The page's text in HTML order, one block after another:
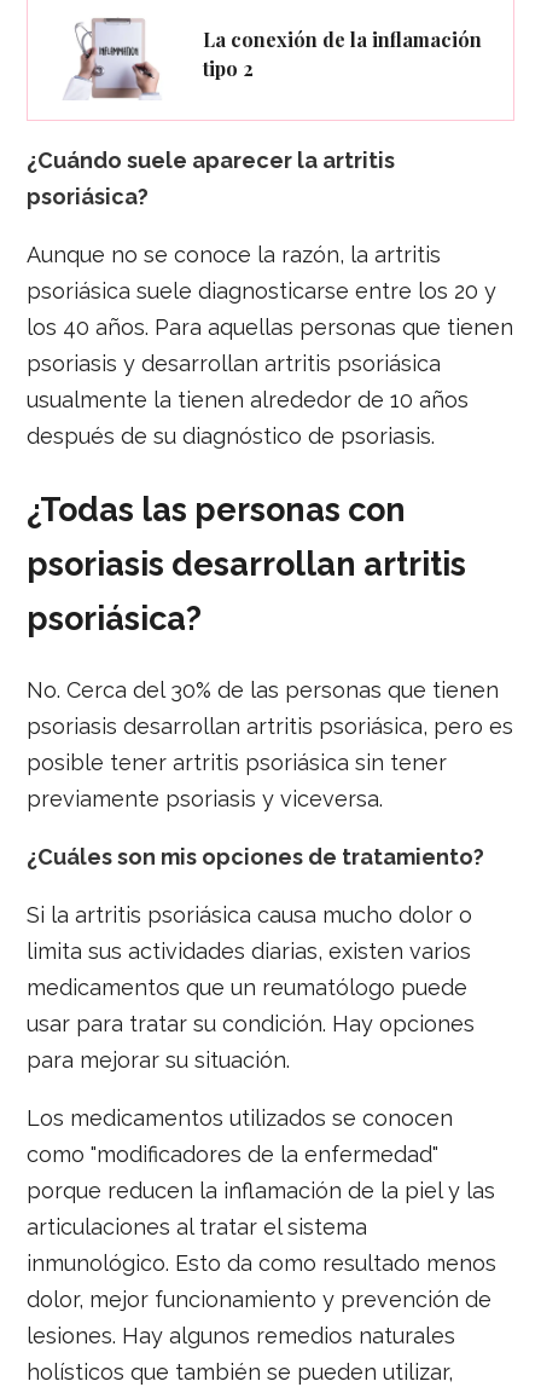
La conexión de la inflamación
tipo 2
¿Cuándo suele aparecer la artritis
psoriásica?
Aunque no se conoce la razón, la artritis
psoriásica suele diagnosticarse entre los 20 y
los 40 años. Para aquellas personas que tienen
psoriasis y desarrollan artritis psoriásica
usualmente la tienen alrededor de 10 años
después de su diagnóstico de psoriasis.
¿Todas las personas con
psoriasis desarrollan artritis
psoriásica?
No. Cerca del 30% de las personas que tienen
psoriasis desarrollan artritis psoriásica, pero es
posible tener artritis psoriásica sin tener
previamente psoriasis y viceversa.
¿Cuáles son mis opciones de tratamiento?
Si la artritis psoriásica causa mucho dolor o
limita sus actividades diarias, existen varios
medicamentos que un reumatólogo puede
usar para tratar su condición. Hay opciones
para mejorar su situación.
Los medicamentos utilizados se conocen
como "modificadores de la enfermedad"
porque reducen la inflamación de la piel y las
articulaciones al tratar el sistema
inmunológico. Esto da como resultado menos
dolor, mejor funcionamiento y prevención de
lesiones. Hay algunos remedios naturales
holísticos que también se pueden utilizar,